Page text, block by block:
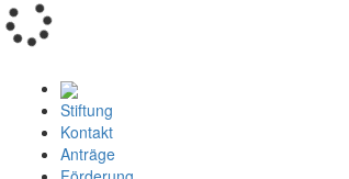
Stiftung
Kontakt
Anträge